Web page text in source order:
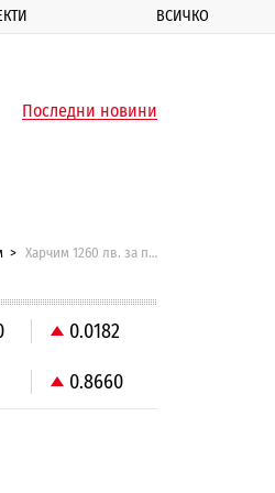
ВСИЧКО
Последни новини
Харчим 1260 лв. за почивка през 2016 г.
0.0182
0.8660